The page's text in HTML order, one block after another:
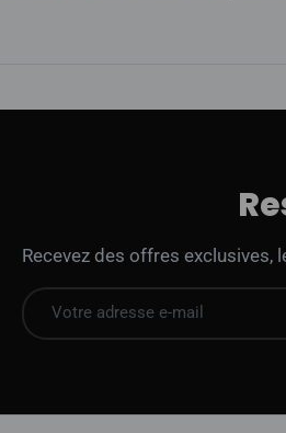
Recevez des offres exclusives,
E-mail